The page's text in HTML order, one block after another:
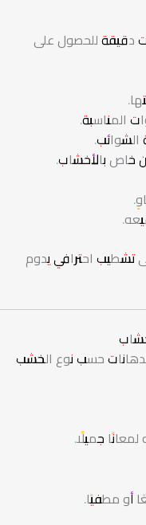
دقيقة للحصول على
المناسبة.
الشوائب.
خاص بالأخشاب.
تشطيب احترافي يدوم
حسب نوع الخشب
جميلًا.
أو مطفيًا.